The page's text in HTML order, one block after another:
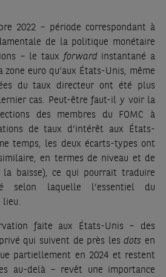
2022 – période correspondant à
de la politique monétaire
– le taux forwardinstantané a
euro qu’aux États-Unis, même
du taux directeur ont été plus
cas. Peut-être faut-il y voir la
des membres du FOMC à
de taux d’intérêt aux États-
temps, les deux écarts-types ont
en termes de niveau et de
baisse), ce qui pourrait traduire
selon laquelle l’essentiel du
lieu.
faite aux États-Unis – des
qui suivent de près lesdots en
partiellement en 2024 et restent
au-delà – revêt une importance